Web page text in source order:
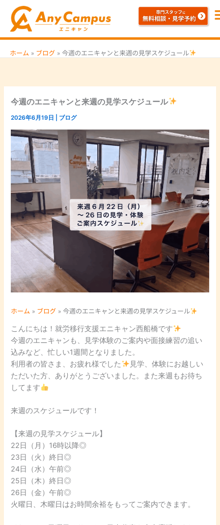
ス
ホーム ブログ 今週のエニキャンと来週の見学スケジュール
今週のエニキャンと来週の見学スケジュール
2026年6月19日 ブログ
ホーム ブログ 今週のエニキャンと来週の見学スケジュール
こんにちは！就労移行支援エニキャン西船橋です
今週のエニキャンも、見学体験のご案内や面接練習の追い
込みなど、忙しい1週間となりました。
利用者の皆さま、お疲れ様でした
見学、体験にお越しい
ただいた方、ありがとうございました。また来週もお待ち
してます
来週のスケジュールです！
【来週の見学スケジュール】
22日（月）16時以降◎
23日（火）終日◎
24日（水）午前◎
25日（木）終日◎
26日（金）午前◎
火曜日、木曜日はお時間余裕をもってご案内できます。